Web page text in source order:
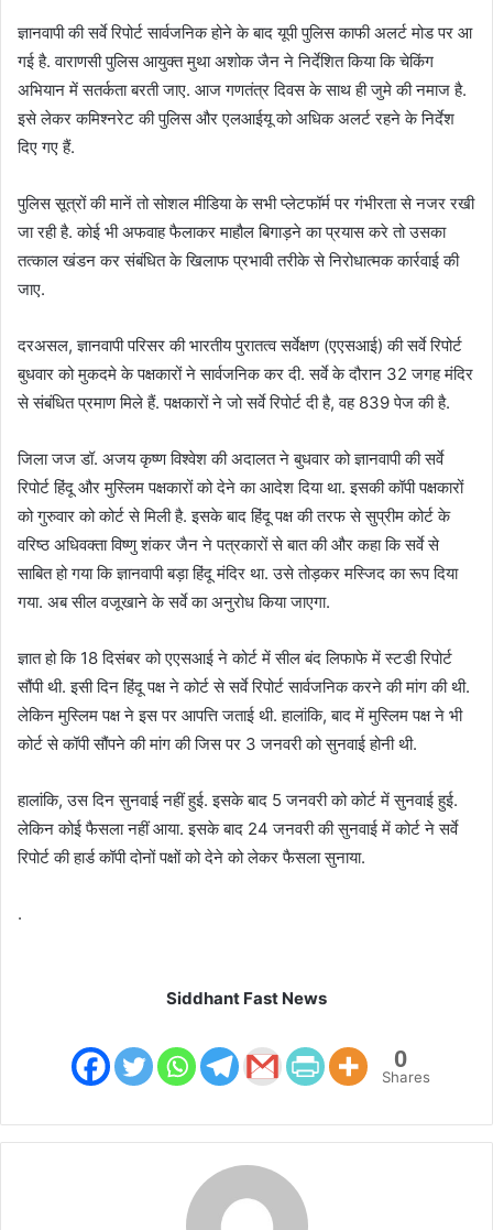
ज्ञानवापी की सर्वे रिपोर्ट सार्वजनिक होने के बाद यूपी पुलिस काफी अलर्ट मोड पर आ
गई है. वाराणसी पुलिस आयुक्त मुथा अशोक जैन ने निर्देशित किया कि चेकिंग
अभियान में सतर्कता बरती जाए. आज गणतंत्र दिवस के साथ ही जुमे की नमाज है.
इसे लेकर कमिश्नरेट की पुलिस और एलआईयू को अधिक अलर्ट रहने के निर्देश
दिए गए हैं.
पुलिस सूत्रों की मानें तो सोशल मीडिया के सभी प्लेटफॉर्म पर गंभीरता से नजर रखी
जा रही है. कोई भी अफवाह फैलाकर माहौल बिगाड़ने का प्रयास करे तो उसका
तत्काल खंडन कर संबंधित के खिलाफ प्रभावी तरीके से निरोधात्मक कार्रवाई की
जाए.
दरअसल, ज्ञानवापी परिसर की भारतीय पुरातत्व सर्वेक्षण (एएसआई) की सर्वे रिपोर्ट
बुधवार को मुकदमे के पक्षकारों ने सार्वजनिक कर दी. सर्वे के दौरान 32 जगह मंदिर
से संबंधित प्रमाण मिले हैं. पक्षकारों ने जो सर्वे रिपोर्ट दी है, वह 839 पेज की है.
जिला जज डॉ. अजय कृष्ण विश्वेश की अदालत ने बुधवार को ज्ञानवापी की सर्वे
रिपोर्ट हिंदू और मुस्लिम पक्षकारों को देने का आदेश दिया था. इसकी कॉपी पक्षकारों
को गुरुवार को कोर्ट से मिली है. इसके बाद हिंदू पक्ष की तरफ से सुप्रीम कोर्ट के
वरिष्ठ अधिवक्ता विष्णु शंकर जैन ने पत्रकारों से बात की और कहा कि सर्वे से
साबित हो गया कि ज्ञानवापी बड़ा हिंदू मंदिर था. उसे तोड़कर मस्जिद का रूप दिया
गया. अब सील वजूखाने के सर्वे का अनुरोध किया जाएगा.
ज्ञात हो कि 18 दिसंबर को एएसआई ने कोर्ट में सील बंद लिफाफे में स्टडी रिपोर्ट
सौंपी थी. इसी दिन हिंदू पक्ष ने कोर्ट से सर्वे रिपोर्ट सार्वजनिक करने की मांग की थी.
लेकिन मुस्लिम पक्ष ने इस पर आपत्ति जताई थी. हालांकि, बाद में मुस्लिम पक्ष ने भी
कोर्ट से कॉपी सौंपने की मांग की जिस पर 3 जनवरी को सुनवाई होनी थी.
हालांकि, उस दिन सुनवाई नहीं हुई. इसके बाद 5 जनवरी को कोर्ट में सुनवाई हुई.
लेकिन कोई फैसला नहीं आया. इसके बाद 24 जनवरी की सुनवाई में कोर्ट ने सर्वे
रिपोर्ट की हार्ड कॉपी दोनों पक्षों को देने को लेकर फैसला सुनाया.
.
Siddhant Fast News
0
Shares